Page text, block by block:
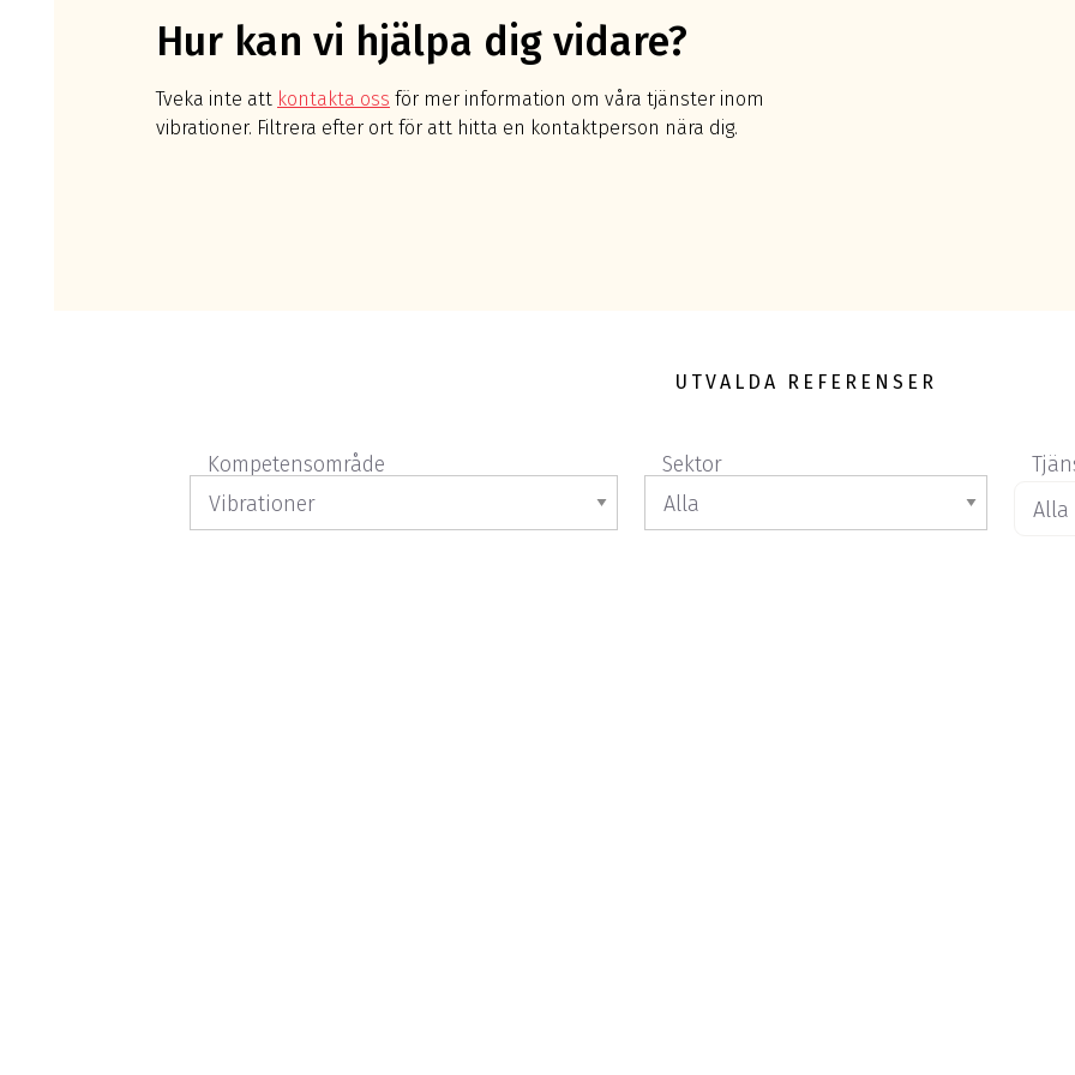
Hur kan vi hjälpa dig vidare?
Tveka inte att kontakta oss för mer information om våra tjänster inom
vibrationer. Filtrera efter ort för att hitta en kontaktperson nära dig.
UTVALDA REFERENSER
Kompetensområde Sektor